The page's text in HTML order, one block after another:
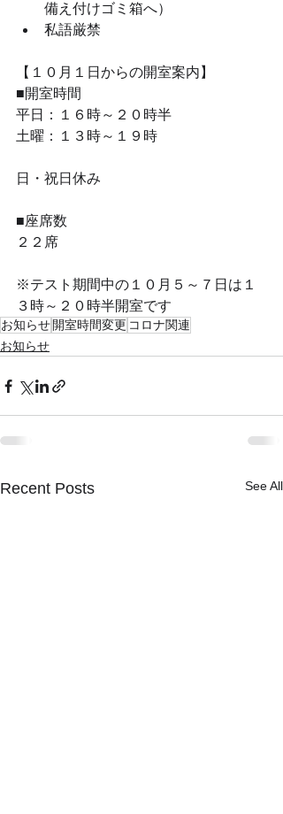
備え付けゴミ箱へ）
私語厳禁
【１０月１日からの開室案内】
■開室時間
平日：１６時～２０時半
土曜：１３時～１９時
日・祝日休み
■座席数
２２席
※テスト期間中の１０月５～７日は１
３時～２０時半開室です
お知らせ開室時間変更 コロナ関連
お知らせ
Recent Posts See All